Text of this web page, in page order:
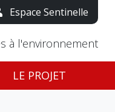
Espace Sentinelle
à l'environnement
LE PROJET